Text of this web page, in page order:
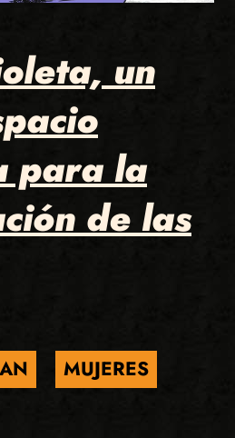
un
para la
de las
MUJERES